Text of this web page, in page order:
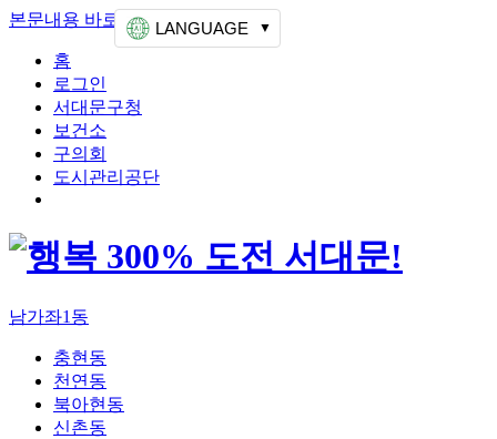
본문내용 바로가기 상단메뉴 가기
홈
로그인
서대문구청
보건소
구의회
도시관리공단
남가좌1동
충현동
천연동
북아현동
신촌동
LANGUAGE